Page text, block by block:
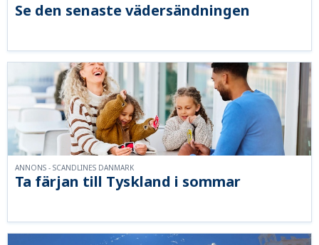
Se den senaste vädersändningen
Ta färjan till Tyskland i sommar
ANNONS - SCANDLINES DANMARK